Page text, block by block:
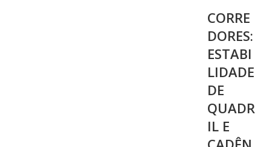
CORRE
DORES:
ESTABI
LIDADE
DE
QUADR
IL E